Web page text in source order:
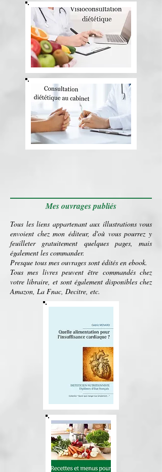
Mes ouvrages publiés
Tous les liens appartenant aux illustrations vous
envoient chez mon éditeur, d'où vous pourrez y
feuilleter gratuitement quelques pages, mais
également les commander.
Presque tous mes ouvrages sont édités en ebook.
Tous mes livres peuvent être commandés chez
votre libraire, et sont également disponibles chez
Amazon, La Fnac, Decitre, etc.